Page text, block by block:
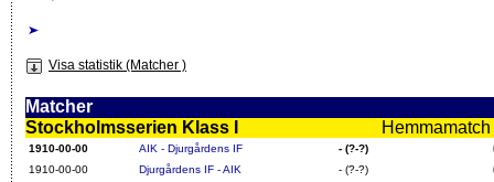
Visa statistik (Matcher )
Matcher
Stockholmsserien Klass I
1910-00-00 AIK - Djurgårdens IF
- (?-?)
1910-00-00
Djurgårdens IF - AIK
- (?-?)